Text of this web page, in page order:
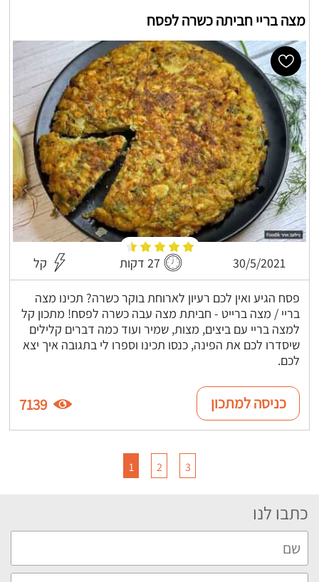
מצה בריי חביתה כשרה לפסח
30/5/2021 27 דקות קל
פסח הגיע ואין לכם רעיון לארוחת בוקר כשרה? תכינו מצה
בריי / מצה ברייט - חביתת מצה עבה כשרה לפסח! מתכון קל
למצה בריי עם ביצים, מצות, שמיר ועוד כמה דברים קלילים
שיסדרו לכם את הפינה, כנסו תכינו וספרו לי בתגובה איך יצא
לכם.
כניסה למתכון 7139
1 2 3
כתבו לנו